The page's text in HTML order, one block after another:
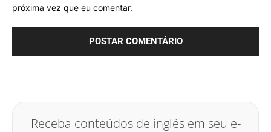
próxima vez que eu comentar.
Receba conteúdos de inglês em seu e-